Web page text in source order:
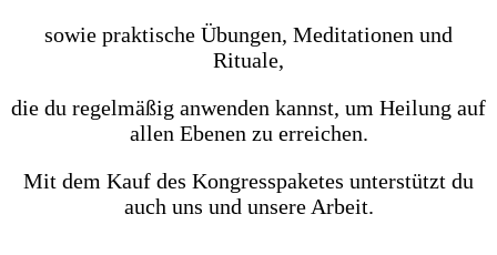
sowie praktische Übungen, Meditationen und
Rituale,
die du regelmäßig anwenden kannst, um Heilung auf
allen Ebenen zu erreichen.
Mit dem Kauf des Kongresspaketes unterstützt du
auch uns und unsere Arbeit.